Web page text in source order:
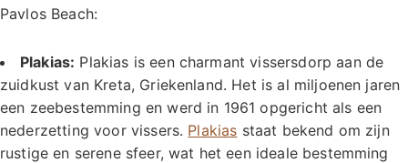
Pavlos Beach:
Plakias: Plakias is een charmant vissersdorp aan de
zuidkust van Kreta, Griekenland. Het is al miljoenen jaren
een zeebestemming en werd in 1961 opgericht als een
nederzetting voor vissers. Plakias staat bekend om zijn
rustige en serene sfeer, wat het een ideale bestemming